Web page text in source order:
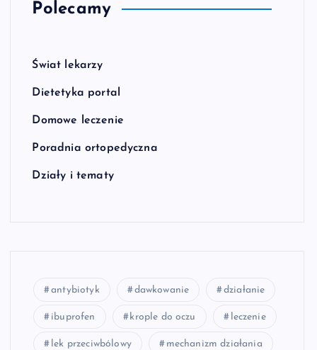
Polecamy
Świat lekarzy
Dietetyka portal
Domowe leczenie
Poradnia ortopedyczna
Działy i tematy
antybiotyk dawkowanie działanie
ibuprofen krople do oczu leczenie
lek przeciwbólowy mechanizm działania